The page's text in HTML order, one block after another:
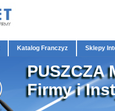
Katalog Franczyz Sklepy
PUSZCZA
Firmy i